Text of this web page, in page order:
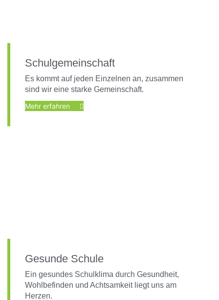
Schulgemeinschaft
Es kommt auf jeden Einzelnen an, zusammen
sind wir eine starke Gemeinschaft.
Mehr erfahren
Gesunde Schule
Ein gesundes Schulklima durch Gesundheit,
Wohlbefinden und Achtsamkeit liegt uns am
Herzen.